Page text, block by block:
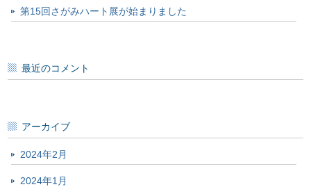
第15回さがみハート展が始まりました
最近のコメント
アーカイブ
2024年2月
2024年1月